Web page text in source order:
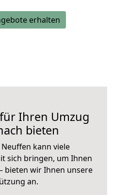
erhalten
Ihren Umzug
bieten
kann viele
sich bringen, um Ihnen
bieten wir Ihnen unsere
an.